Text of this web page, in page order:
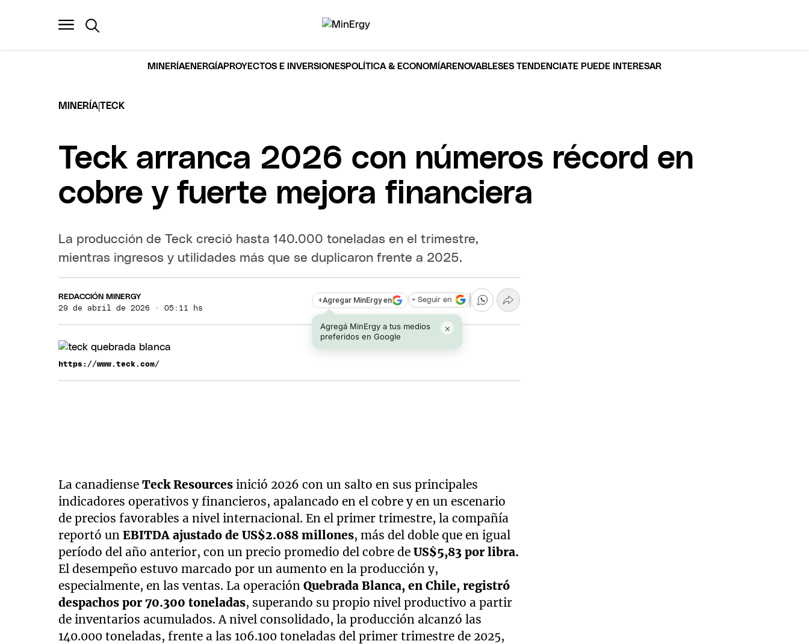
MINERÍAENERGÍAPROYECTOS E INVERSIONESPOLÍTICA & ECONOMÍARENOVABLESES TENDENCIATE PUEDE INTERESAR
MINERÍA|TECK
Teck arranca 2026 con números récord en
cobre y fuerte mejora financiera
La producción de Teck creció hasta 140.000 toneladas en el trimestre,
mientras ingresos y utilidades más que se duplicaron frente a 2025.
REDACCIÓN MINERGY
29 de abril de 2026 · 05:11 hs
+Agregar MinErgy en
Agregá MinErgy a tus medios
preferidos en Google
×
+ Seguir en
https://www.teck.com/
La canadienseTeck Resources inició 2026 con un salto en sus principales
indicadores operativos y financieros, apalancado en el cobre y en un escenario
de precios favorables a nivel internacional. En el primer trimestre, la compañía
reportó unEBITDA ajustado de US$2.088 millones, más del doble que en igual
período del año anterior, con un precio promedio del cobre de US$5,83 por libra.
El desempeño estuvo marcado por un aumento en la producción y,
especialmente, en las ventas. La operaciónQuebrada Blanca, en Chile, registró
despachos por 70.300 toneladas, superando su propio nivel productivo a partir
de inventarios acumulados. A nivel consolidado, la producción alcanzó las
140.000 toneladas, frente a las 106.100 toneladas del primer trimestre de 2025,